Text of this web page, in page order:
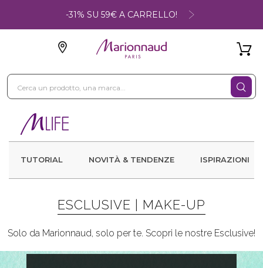
-31% SU 59€ A CARRELLO!
TUTORIAL NOVITÀ & TENDENZE ISPIRAZIONI
ESCLUSIVE | MAKE-UP
Solo da Marionnaud, solo per te. Scopri le nostre Esclusive!